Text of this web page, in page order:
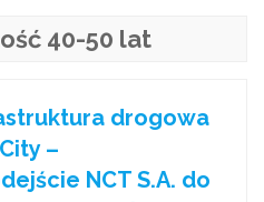
40-50 lat
drogowa
–
NCT S.A. do